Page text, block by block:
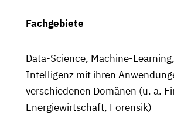
Fachgebiete
Data-Science, Machine-
Intelligenz mit ihren
verschiedenen Domänen (u. a.
Energiewirtschaft, Forensik)